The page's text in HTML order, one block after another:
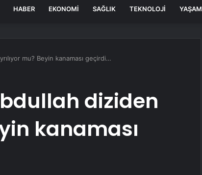
HABER EKONOMI SAĞLIK TEKNOLOJI YAŞAM
mu? Beyin kanaması geçirdi…
diziden
kanaması